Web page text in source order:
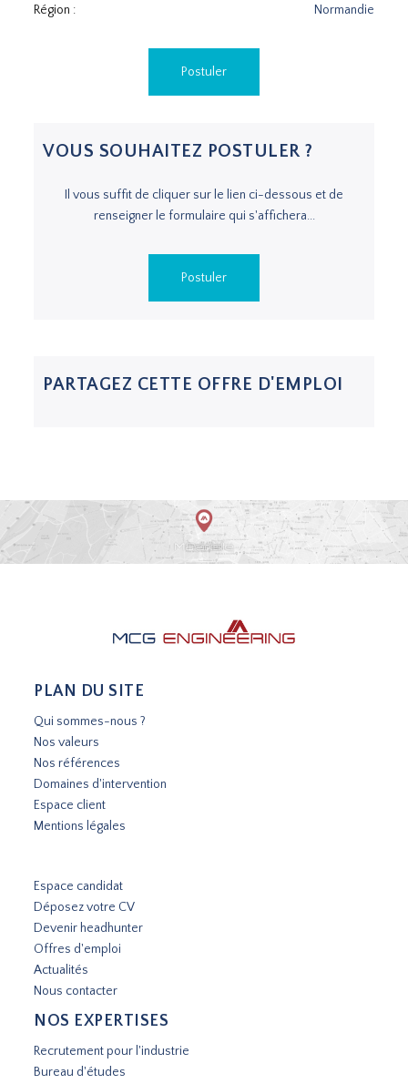
Région : Normandie
Postuler
VOUS SOUHAITEZ POSTULER ?
Il vous suffit de cliquer sur le lien ci-dessous et de
renseigner le formulaire qui s'affichera...
Postuler
PARTAGEZ CETTE OFFRE D'EMPLOI
PLAN DU SITE
Qui sommes-nous ?
Nos valeurs
Nos références
Domaines d'intervention
Espace client
Mentions légales
Espace candidat
Déposez votre CV
Devenir headhunter
Offres d'emploi
Actualités
Nous contacter
NOS EXPERTISES
Recrutement pour l'industrie
Bureau d'études